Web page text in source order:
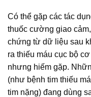
Có thể gặp các tác
thuốc cường giao
chứng từ dữ liệu sau
ra thiếu máu cục bộ
nhưng hiếm gặp.
(như bệnh tim thiếu
tim nặng) đang dùng